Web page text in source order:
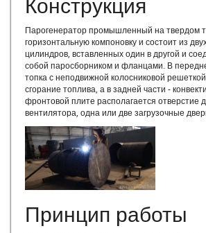
Пуско-наладка котла
Режимная наладка котла
Твердотопливные котлы
Автоматизированная модульная
Автоматизированные блочно
Блок модульная котельная
Блочно-модульная водогрейная
Блочно-модульная котельная цена
Блочно-модульные котельные БМК
Блочно-модульные котельные купить
Блочно-модульные паровые котельные
Блочно-модульные котельные
Газовые модульные котельные
Завод блочно-модульных котельных
Конструкция
Парогенератор промышленный на твердом
горизонтальную компоновку и состоит из
цилиндров, вставленных один в другой и
собой паросборником и фланцами. В
топка с неподвижной колосниковой
сгорание топлива, а в задней части -
фронтовой плите располагается отверстие
вентилятора, одна или две загрузочные
Принцип работы